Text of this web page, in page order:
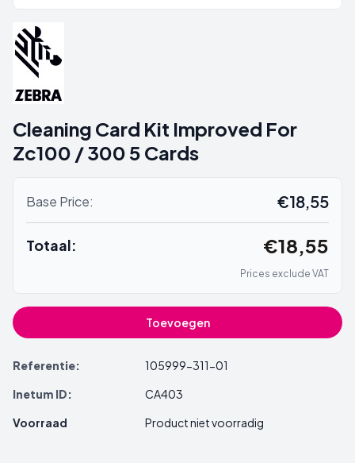
Cleaning Card Kit Improved For
Zc100 / 300 5 Cards
Base Price: €18,55
Totaal: €18,55
Prices exclude VAT
Toevoegen
Referentie:
105999-311-01
Inetum ID:
CA403
Voorraad
Product niet voorradig